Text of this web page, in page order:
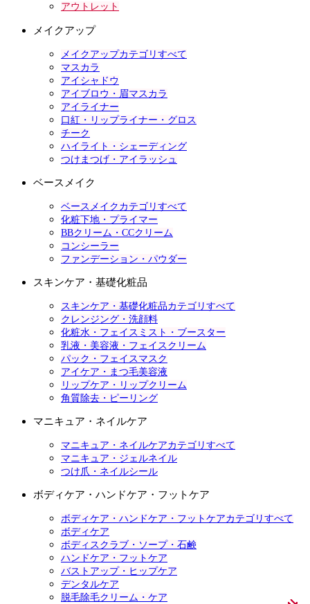
アウトレット
メイクアップ
メイクアップカテゴリすべて
マスカラ
アイシャドウ
アイブロウ・眉マスカラ
アイライナー
口紅・リップライナー・グロス
チーク
ハイライト・シェーディング
つけまつげ・アイラッシュ
ベースメイク
ベースメイクカテゴリすべて
化粧下地・プライマー
BBクリーム・CCクリーム
コンシーラー
ファンデーション・パウダー
スキンケア・基礎化粧品
スキンケア・基礎化粧品カテゴリすべて
クレンジング・洗顔料
化粧水・フェイスミスト・ブースター
乳液・美容液・フェイスクリーム
パック・フェイスマスク
アイケア・まつ毛美容液
リップケア・リップクリーム
角質除去・ピーリング
マニキュア・ネイルケア
マニキュア・ネイルケアカテゴリすべて
マニキュア・ジェルネイル
つけ爪・ネイルシール
ボディケア・ハンドケア・フットケア
ボディケア・ハンドケア・フットケアカテゴリすべて
ボディケア
ボディスクラブ・ソープ・石鹸
ハンドケア・フットケア
バストアップ・ヒップケア
デンタルケア
脱毛除毛クリーム・ケア